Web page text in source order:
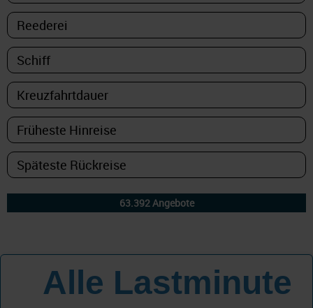
Alle Lastminute